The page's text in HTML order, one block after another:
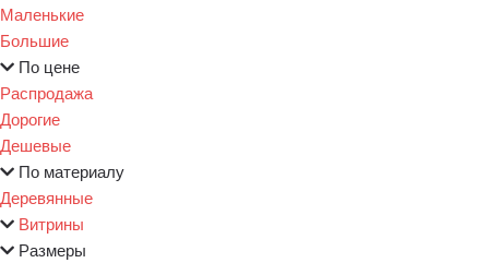
Маленькие
Большие
По цене
Распродажа
Дорогие
Дешевые
По материалу
Деревянные
Витрины
Размеры